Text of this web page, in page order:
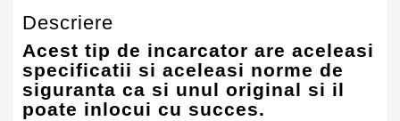
Descriere
Acest tip de incarcator are aceleasi
specificatii si aceleasi norme de
siguranta ca si unul original si il
poate inlocui cu succes.